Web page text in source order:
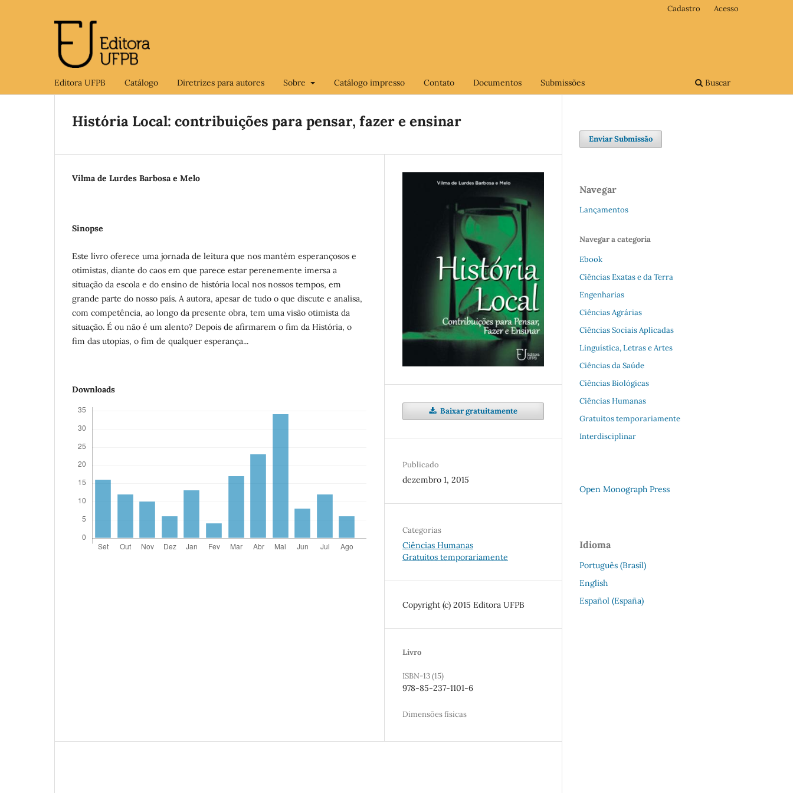
Editora UFPB Catálogo Diretrizes para autores Sobre Catálogo impresso Contato Documentos Submissões Buscar
Cadastro Acesso
História Local: contribuições para pensar, fazer e ensinar
Vilma de Lurdes Barbosa e Melo
Sinopse
Este livro oferece uma jornada de leitura que nos mantém esperançosos e
otimistas, diante do caos em que parece estar perenemente imersa a
situação da escola e do ensino de história local nos nossos tempos, em
grande parte do nosso país. A autora, apesar de tudo o que discute e analisa,
com competência, ao longo da presente obra, tem uma visão otimista da
situação. É ou não é um alento? Depois de afirmarem o fim da História, o
fim das utopias, o fim de qualquer esperança...
Downloads
Baixar gratuitamente
Publicado
dezembro 1, 2015
Categorias
Ciências Humanas
Gratuitos temporariamente
Copyright (c) 2015 Editora UFPB
Livro
ISBN-13 (15)
978-85-237-1101-6
Dimensões físicas
Enviar Submissão
Navegar
Lançamentos
Navegar a categoria
Ebook
Ciências Exatas e da Terra
Engenharias
Ciências Agrárias
Ciências Sociais Aplicadas
Linguística, Letras e Artes
Ciências da Saúde
Ciências Biológicas
Ciências Humanas
Gratuitos temporariamente
Interdisciplinar
Open Monograph Press
Idioma
Português (Brasil)
English
Español (España)